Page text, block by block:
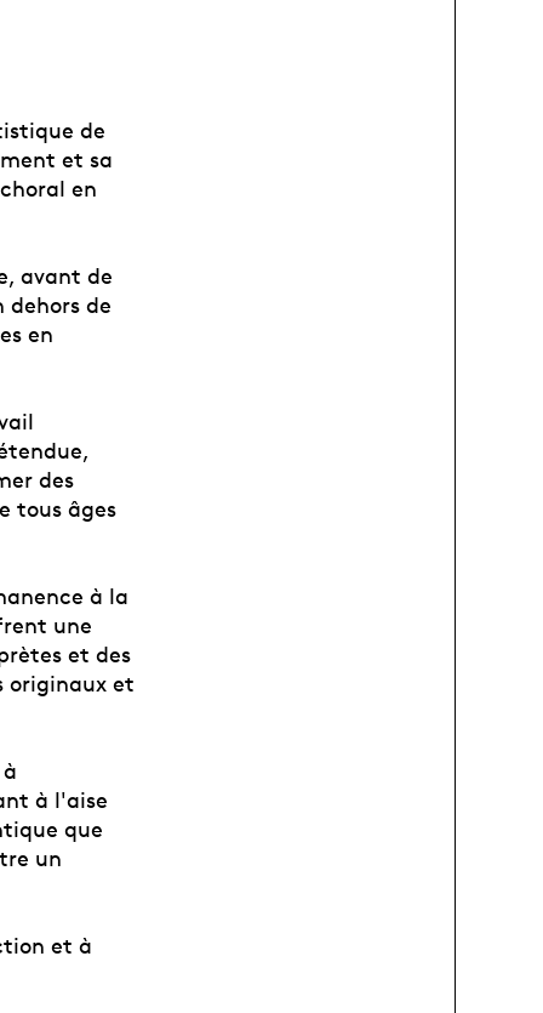
de
et sa
en
avant de
dehors de
en
des
tous âges
à la
une
et des
originaux et
à l'aise
que
un
et à